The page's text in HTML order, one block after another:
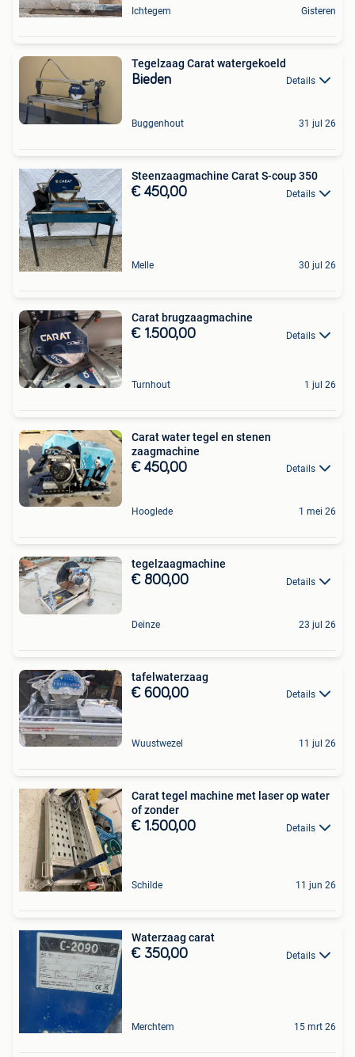
Ichtegem Gisteren
Tegelzaag Carat watergekoeld
Bieden Details
Buggenhout 31 jul 26
Steenzaagmachine Carat S-coup 350
€ 450,00 Details
Melle 30 jul 26
Carat brugzaagmachine
€ 1.500,00 Details
Turnhout 1 jul 26
Carat water tegel en stenen
zaagmachine
€ 450,00 Details
Hooglede 1 mei 26
tegelzaagmachine
€ 800,00 Details
Deinze 23 jul 26
tafelwaterzaag
€ 600,00 Details
Wuustwezel 11 jul 26
Carat tegel machine met laser op water
of zonder
€ 1.500,00 Details
Schilde 11 jun 26
Waterzaag carat
€ 350,00 Details
Merchtem 15 mrt 26